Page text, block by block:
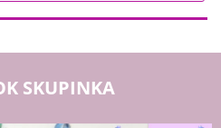
SKUPINKA